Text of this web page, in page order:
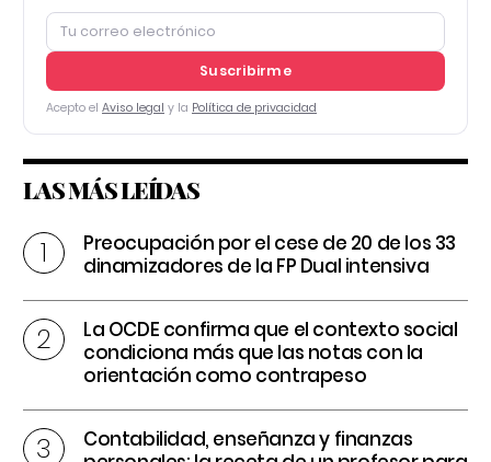
Suscribirme
Acepto el Aviso legal y la Política de privacidad
LAS MÁS LEÍDAS
Preocupación por el cese de 20 de los 33
dinamizadores de la FP Dual intensiva
La OCDE confirma que el contexto social
condiciona más que las notas con la
orientación como contrapeso
Contabilidad, enseñanza y finanzas